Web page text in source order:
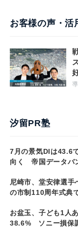
お客様の声・活
汐留PR塾
7月の景気DIは43.6
向く 帝国データバ
尼崎市、堂安律選
の市制110周年式典
お盆玉、子ども1人
38.6% ソニー損保